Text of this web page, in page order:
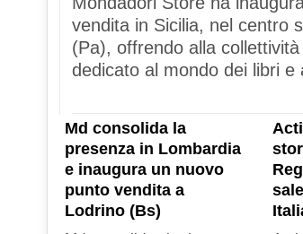
vendita in Sicilia, nel centro
(Pa), offrendo alla
dedicato al mondo dei libri e
Md consolida la
presenza in Lombardia
e inaugura un nuovo
punto vendita a
Lodrino (Bs)